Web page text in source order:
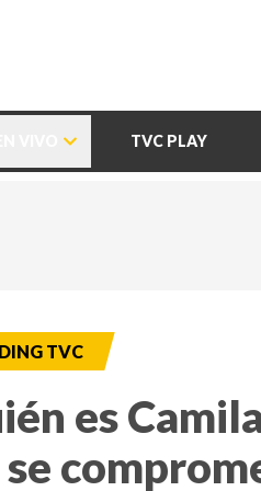
TVC PLAY
TVC
es
se